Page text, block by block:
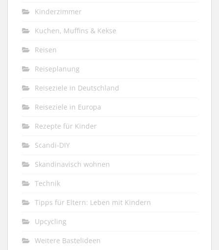
Kinderzimmer
Kuchen, Muffins & Kekse
Reisen
Reiseplanung
Reiseziele in Deutschland
Reiseziele in Europa
Rezepte für Kinder
Scandi-DIY
Skandinavisch wohnen
Technik
Tipps für Eltern: Leben mit Kindern
Upcycling
Weitere Bastelideen